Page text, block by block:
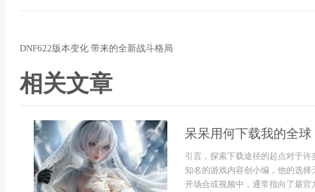
DNF622版本变化 带来的全新战斗格局
相关文章
呆呆用何下载我的全
引言，探索下载途径的起点对于
知名的游戏内容创小编，他的选
开场合或视频中，通常指向了最官